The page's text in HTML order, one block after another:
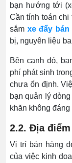
bạn hướng tới
Cần tính toán chi
sắm xe đẩy bán
bị, nguyên liệu
Bên cạnh đó,
phí phát sinh
chưa ổn định.
bạn quản lý
khăn không đáng
2.2. Địa
Vị trí bán hàng
của việc kinh